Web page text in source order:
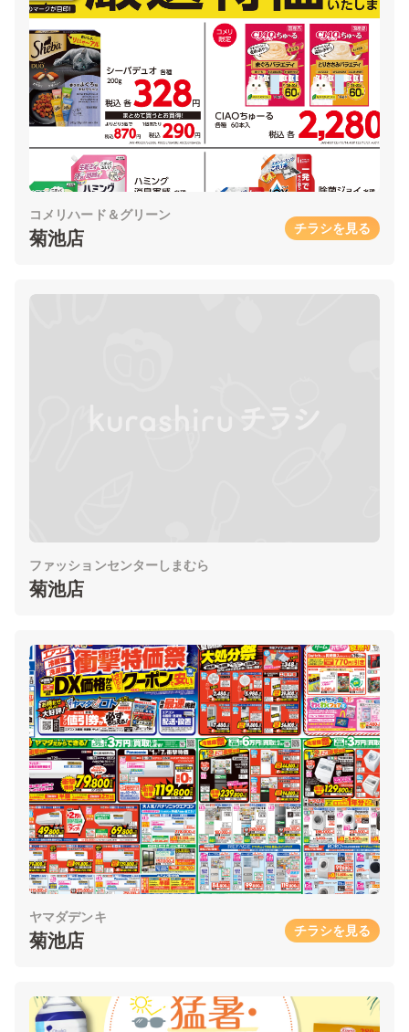
コメリハード＆グリーン
菊池店 チラシを見る
ファッションセンターしまむら
菊池店
ヤマダデンキ
菊池店 チラシを見る